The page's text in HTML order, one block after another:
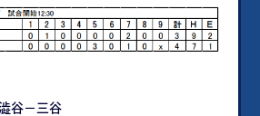
谷－三谷